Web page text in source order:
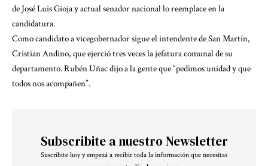
de José Luis Gioja y actual senador nacional lo reemplace en la
candidatura.
Como candidato a vicegobernador sigue el intendente de San Martín,
Cristian Andino, que ejerció tres veces la jefatura comunal de su
departamento. Rubén Uñac dijo a la gente que “pedimos unidad y que
todos nos acompañen”.
Subscribite a nuestro Newsletter
Suscribite hoy y empezá a recibir toda la información que necesitas